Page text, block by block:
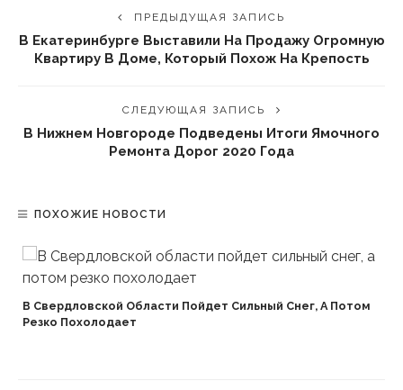
ПРЕДЫДУЩАЯ ЗАПИСЬ
В Екатеринбурге Выставили На Продажу Огромную
Квартиру В Доме, Который Похож На Крепость
СЛЕДУЮЩАЯ ЗАПИСЬ
В Нижнем Новгороде Подведены Итоги Ямочного
Ремонта Дорог 2020 Года
ПОХОЖИЕ НОВОСТИ
В Свердловской Области Пойдет Сильный Снег, А Потом
Резко Похолодает